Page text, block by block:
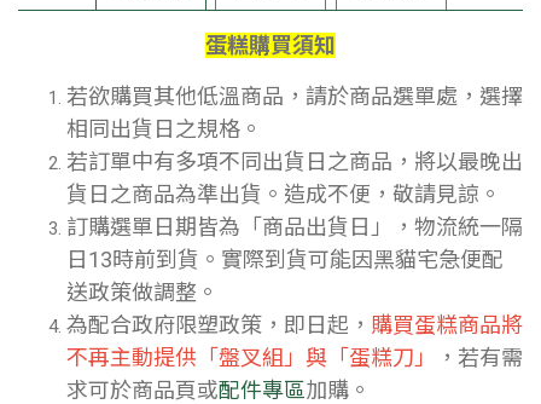
蛋糕購買須知
若欲購買其他低溫商品，請於商品選單處，選擇
相同出貨日之規格。
若訂單中有多項不同出貨日之商品，將以最晚出
貨日之商品為準出貨。造成不便，敬請見諒。
訂購選單日期皆為「商品出貨日」，物流統一隔
日13時前到貨。實際到貨可能因黑貓宅急便配
送政策做調整。
為配合政府限塑政策，即日起， 購買蛋糕商品將
不再主動提供「盤叉組」與「蛋糕刀」
，若有需
求可於商品頁或配件專區加購。